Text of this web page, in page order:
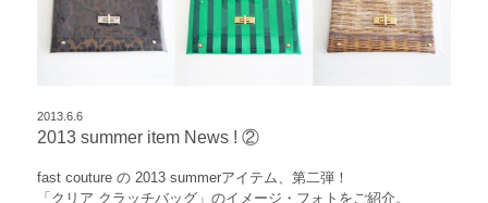
2013.6.6
2013 summer item News ! ②
fast couture の 2013 summerアイテム、第二弾！
「クリア クラッチバッグ」のイメージ・フォトをご紹介。